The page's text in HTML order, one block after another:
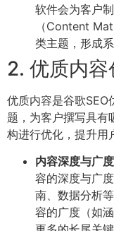
软件会为客户
（Content
类主题，形成
2. 优质内
优质内容是谷歌SEO
题，为客户撰写具有
构进行优化，提升用
内容深度与广
容的深度与广
南、数据分析
容的广度（如